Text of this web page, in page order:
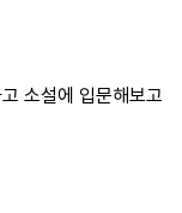
소설에 입문해보고